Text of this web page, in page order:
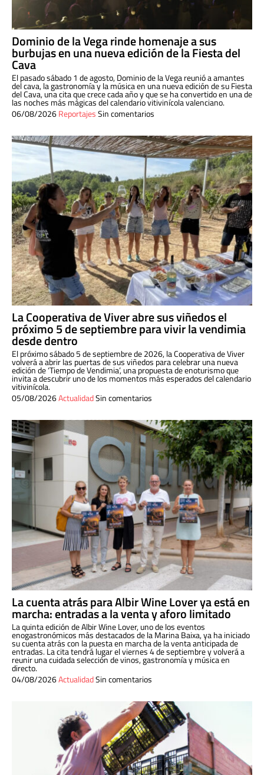
Dominio de la Vega rinde homenaje a sus
burbujas en una nueva edición de la Fiesta del
Cava
El pasado sábado 1 de agosto, Dominio de la Vega reunió a amantes
del cava, la gastronomía y la música en una nueva edición de su Fiesta
del Cava, una cita que crece cada año y que se ha convertido en una de
las noches más mágicas del calendario vitivinícola valenciano.
06/08/2026ReportajesSin comentarios
La Cooperativa de Viver abre sus viñedos el
próximo 5 de septiembre para vivir la vendimia
desde dentro
El próximo sábado 5 de septiembre de 2026, la Cooperativa de Viver
volverá a abrir las puertas de sus viñedos para celebrar una nueva
edición de ‘Tiempo de Vendimia’, una propuesta de enoturismo que
invita a descubrir uno de los momentos más esperados del calendario
vitivinícola.
05/08/2026ActualidadSin comentarios
La cuenta atrás para Albir Wine Lover ya está en
marcha: entradas a la venta y aforo limitado
La quinta edición de Albir Wine Lover, uno de los eventos
enogastronómicos más destacados de la Marina Baixa, ya ha iniciado
su cuenta atrás con la puesta en marcha de la venta anticipada de
entradas. La cita tendrá lugar el viernes 4 de septiembre y volverá a
reunir una cuidada selección de vinos, gastronomía y música en
directo.
04/08/2026ActualidadSin comentarios